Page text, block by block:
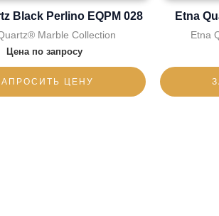
Black Perlino EQPM 028
Marble Collection
Цена по запросу
ЦЕНУ
Etna
Etna